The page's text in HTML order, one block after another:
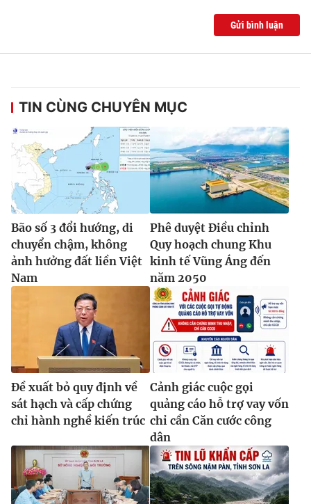
Gửi bình luận
TIN CÙNG CHUYÊN MỤC
Bão số 3 đổi hướng, di
chuyển chậm, không
ảnh hưởng đất liền Việt
Nam
Phê duyệt Điều chỉnh
Quy hoạch chung Khu
kinh tế Vũng Áng đến
năm 2050
Đề xuất bỏ quy định về
sát hạch và cấp chứng
chỉ hành nghề kiến trúc
Cảnh giác cuộc gọi
quảng cáo hỗ trợ vay vốn
chỉ cần Căn cước công
dân